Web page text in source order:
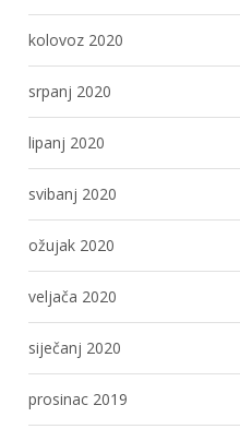
kolovoz 2020
srpanj 2020
lipanj 2020
svibanj 2020
ožujak 2020
veljača 2020
siječanj 2020
prosinac 2019